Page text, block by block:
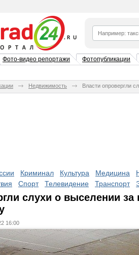
Фото-видео репортажи Фотопубликации
Недвижимость Власти опровергли
Криминал Культура Медицина
Спорт Телевидение Транспорт
слухи о выселении за
16:00